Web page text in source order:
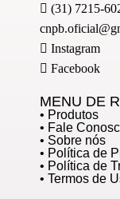
(31) 7215-
Instagram
Facebook
MENU DE
• Produtos
• Fale
• Sobre nós
• Política de
• Política de
• Termos de